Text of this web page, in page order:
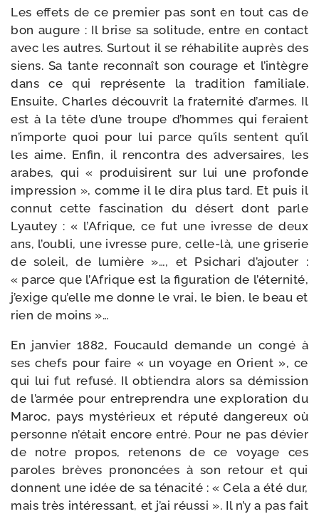
Les effets de ce pre­mier pas sont en tout cas de
bon augure : Il brise sa soli­tude, entre en contact
avec les autres. Surtout il se réha­bi­lite auprès des
siens. Sa tante recon­naît son cou­rage et l’intègre
dans ce qui repré­sente la tra­di­tion fami­liale.
Ensuite, Charles décou­vrit la fra­ter­ni­té d’armes. Il
est à la tête d’une troupe d’hommes qui feraient
n’importe quoi pour lui parce qu’ils sentent qu’il
les aime. Enfin, il ren­con­tra des adver­saires, les
arabes, qui « pro­dui­sirent sur lui une pro­fonde
impres­sion », comme il le dira plus tard. Et puis il
connut cette fas­ci­na­tion du désert dont parle
Lyautey : « l’Afrique, ce fut une ivresse de deux
ans, l’oubli, une ivresse pure, celle-​là, une gri­se­rie
de soleil, de lumière »…, et Psichari d’ajouter :
« parce que l’Afrique est la figu­ra­tion de l’éternité,
j’exige qu’elle me donne le vrai, le bien, le beau et
rien de moins »…
En jan­vier 1882, Foucauld demande un congé à
ses chefs pour faire « un voyage en Orient », ce
qui lui fut refu­sé. Il obtien­dra alors sa démis­sion
de l’armée pour entre­pren­dra une explo­ra­tion du
Maroc, pays mys­té­rieux et répu­té dan­ge­reux où
per­sonne n’était encore entré. Pour ne pas dévier
de notre pro­pos, rete­nons de ce voyage ces
paroles brèves pro­non­cées à son retour et qui
donnent une idée de sa téna­ci­té : « Cela a été dur,
mais très inté­res­sant, et j’ai réus­si ». Il n’y a pas fait